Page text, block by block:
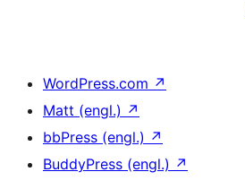
WordPress.com ↗
Matt (engl.) ↗
bbPress (engl.) ↗
BuddyPress (engl.) ↗